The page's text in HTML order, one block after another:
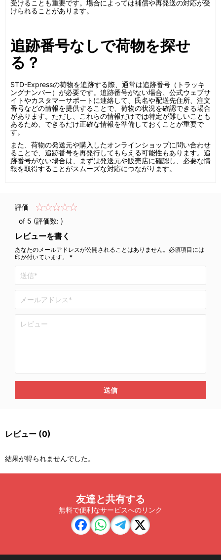
受けることも重要です。場合によっては補償や再発送の対応が受
けられることがあります。
追跡番号なしで荷物を探せ
る？
STD-Expressの荷物を追跡する際、通常は追跡番号（トラッキ
ングナンバー）が必要です。追跡番号がない場合、公式ウェブサ
イトやカスタマーサポートに連絡して、氏名や配送先住所、注文
番号などの情報を提供することで、荷物の状況を確認できる場合
があります。ただし、これらの情報だけでは特定が難しいことも
あるため、できるだけ正確な情報を準備しておくことが重要で
す。
また、荷物の発送元や購入したオンラインショップに問い合わせ
ることで、追跡番号を再発行してもらえる可能性もあります。追
跡番号がない場合は、まずは発送元や販売店に確認し、必要な情
報を取得することがスムーズな対応につながります。
評価
of 5 (評価数: )
レビューを書く
あなたのメールアドレスが公開されることはありません。必須項目には
印が付いています。 *
送信
レビュー (0)
結果が得られませんでした。
友達と共有する
無料で便利なサービスへのリンク